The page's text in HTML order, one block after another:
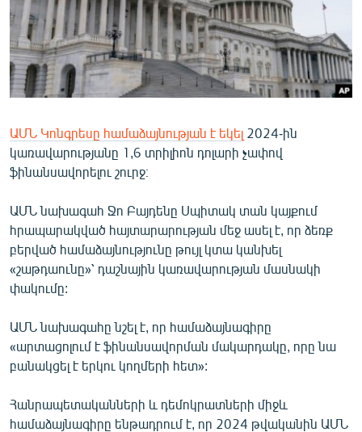
ՄՇԱԿՈՒՅԹ
ՍՊՈՐՏ
ՄԵԿՆԱԲԱՆՈՒԹՅՈՒՆ
ԿՈՐՈՆԱՎԻՐՈՒՍ
ԱՐԽԻՎ
ԲԱՆԱՎԵՃ
ՁԳՏԵԼՈՎ ԼԱՎԱԳՈՒՅՆԻՆ
ՓՈԴՔԱՍԹ
Հայերեն
English
ՀԵՏԵՎԵՔ ՄԵԶ
ԱՄՆ Կոնգրեսը համաձայնության է եկել 2024-ին
կառավարությանը 1,6 տրիլիոն դոլարի չափով
ֆինանսավորելու շուրջ։
ԱՄՆ նախագահ Ջո Բայդենը Սպիտակ տան կայքում
հրապարակված հայտարարության մեջ ասել է, որ ձեռք
բերված համաձայնությունը թույլ կտա կանխել
«շաթդաունը»՝ դաշնային կառավարության մասնակի
փակումը:
ԱՄՆ նախագահը նշել է, որ համաձայնագիրը
«արտացոլում է ֆինանսավորման մակարդակը, որը նա
բանակցել է երկու կողմերի հետ»:
Հանրապետականների և դեմոկրատների միջև
համաձայնագիրը ենթադրում է, որ 2024 թվականին ԱՄՆ